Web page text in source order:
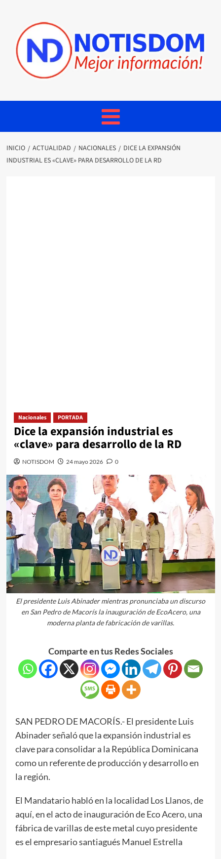
INICIO ACTUALIDAD NACIONALES
DICE LA EXPANSIÓN
INDUSTRIAL ES «CLAVE» PARA DESARROLLO DE LA RD
Nacionales PORTADA
Dice la expansión industrial es
«clave» para desarrollo de la RD
NOTISDOM 24 mayo 2026 0
El presidente Luis Abinader mientras pronunciaba un discurso
en San Pedro de Macorís la inauguración de EcoAcero, una
moderna planta de fabricación de varillas.
Comparte en tus Redes Sociales
SAN PEDRO DE MACORÍS.- El presidente Luis
Abinader señaló que la expansión industrial es
clave para consolidar a la República Dominicana
como un referente de producción y desarrollo en
la región.
El Mandatario habló en la localidad Los Llanos, de
aquí, en el acto de inauguración de Eco Acero, una
fábrica de varillas de este metal cuyo presidente
es el empresario santiagués Manuel Estrella